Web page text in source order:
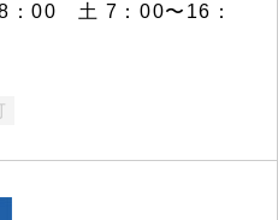
：00 土 7：00〜16：